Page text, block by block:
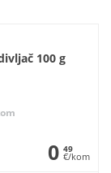
100 g
0 49
€/kom